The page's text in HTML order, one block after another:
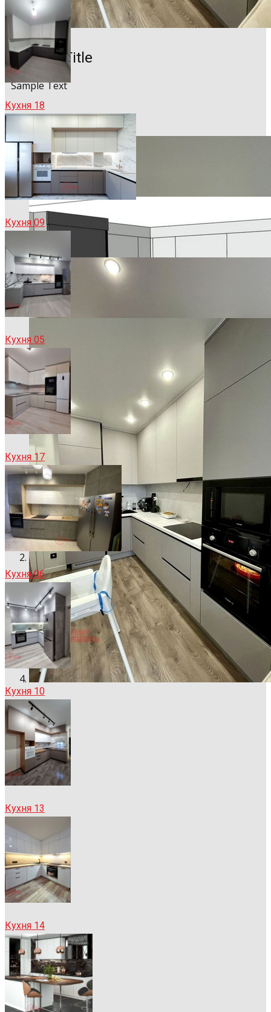
Sample Title
Sample Text
Кухня 18
Кухня 09
Кухня 05
Кухня 17
Кухня 06
Кухня 10
Кухня 13
Кухня 14